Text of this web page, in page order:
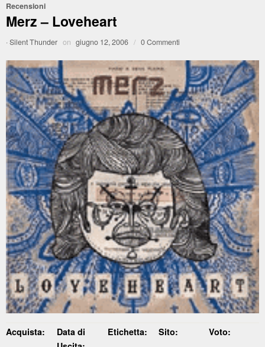
Recensioni
Merz – Loveheart
·Silent Thunder on giugno 12, 2006 / 0 Commenti
Acquista:
Data di
Etichetta: Sito: Voto: